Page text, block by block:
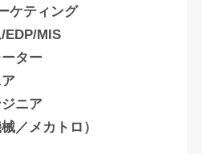
ケティング
EDP/MIS
ター
ニア
／メカトロ）